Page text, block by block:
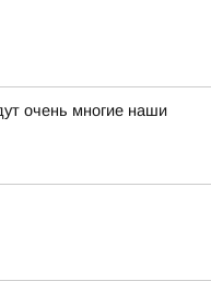
очень многие наши